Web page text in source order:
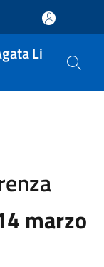
Li
marzo